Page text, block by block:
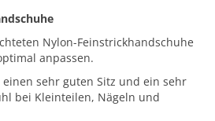
Nylon-Feinstrickhandschuhe
anpassen.
sehr guten Sitz und ein sehr
bei Kleinteilen, Nägeln und